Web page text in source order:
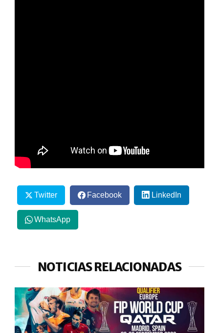
Twitter Facebook LinkedIn
WhatsApp
NOTICIAS RELACIONADAS